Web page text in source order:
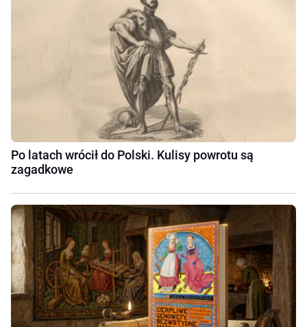
Po latach wrócił do Polski. Kulisy powrotu są
zagadkowe